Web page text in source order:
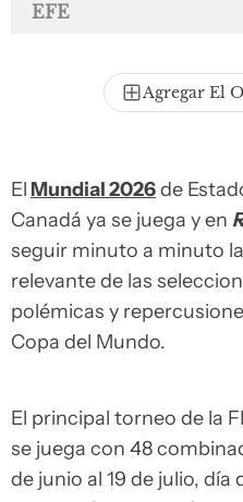
EFE
Agregar El
El Mundial 2026de
Canadá ya se juega y en
seguir minuto a minuto
relevante de las
polémicas y
Copa del Mundo.
El principal torneo de la
se juega con 48
de junio al 19 de julio, día